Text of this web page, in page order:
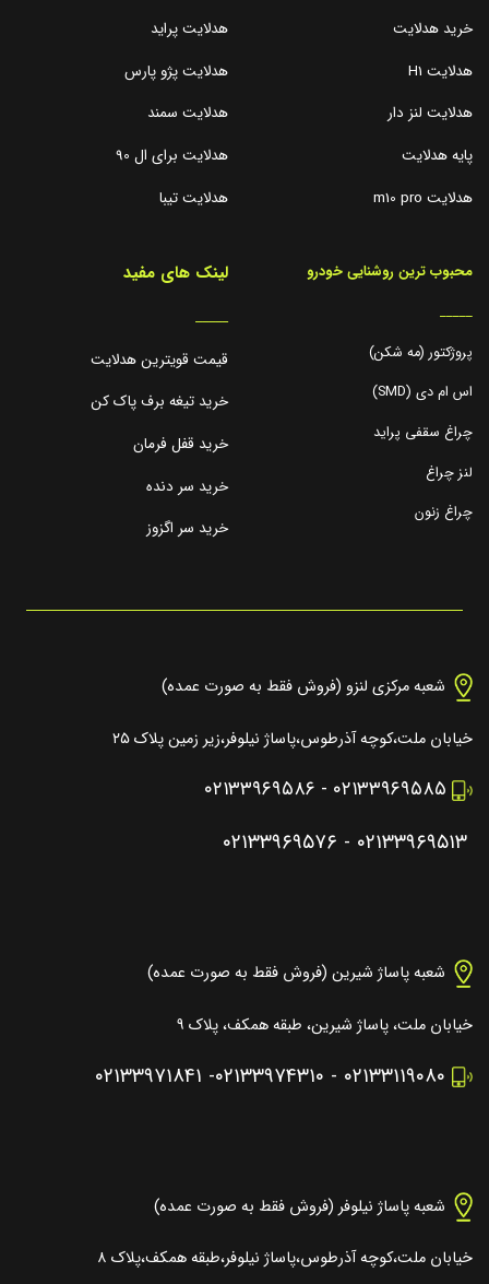
خرید هدلایت
هدلایت H1
هدلایت لنز دار
پایه هدلایت
هدلایت m10 pro
هدلایت پراید
هدلایت پژو پارس
هدلایت سمند
هدلایت برای ال 90
هدلایت تیبا
محبوب ترین روشنایی خودرو
_____
پروژکتور (مه شکن)
اس ام دی (SMD)
چراغ سقفی پراید
لنز چراغ
چراغ زنون
لینک های مفید
_____
قیمت قویترین هدلایت
خرید تیغه برف پاک کن
خرید قفل فرمان
خرید سر دنده
خرید سر اگزوز
شعبه مرکزی لنزو (فروش فقط به صورت عمده)
خیابان ملت،کوچه آذرطوس،پاساژ نیلوفر،زیر زمین پلاک ۲۵
۰۲۱۳۳۹۶۹۵۸۵ - ۰۲۱۳۳۹۶۹۵۸۶
۰۲۱۳۳۹۶۹۵۱۳ - ۰۲۱۳۳۹۶۹۵۷۶
شعبه پاساژ شیرین (فروش فقط به صورت عمده)
خیابان ملت، پاساژ شیرین، طبقه همکف، پلاک ۹
۰۲۱۳۳۱۱۹۰۸۰ - ۰۲۱۳۳۹۷۴۳۱۰- ۰۲۱۳۳۹۷۱۸۴۱
شعبه پاساژ نیلوفر (فروش فقط به صورت عمده)
خیابان ملت،کوچه آذرطوس،پاساژ نیلوفر،طبقه همکف،پلاک ۸